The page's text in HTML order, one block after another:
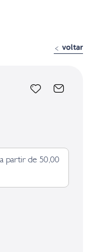
voltar
partir de 50,00